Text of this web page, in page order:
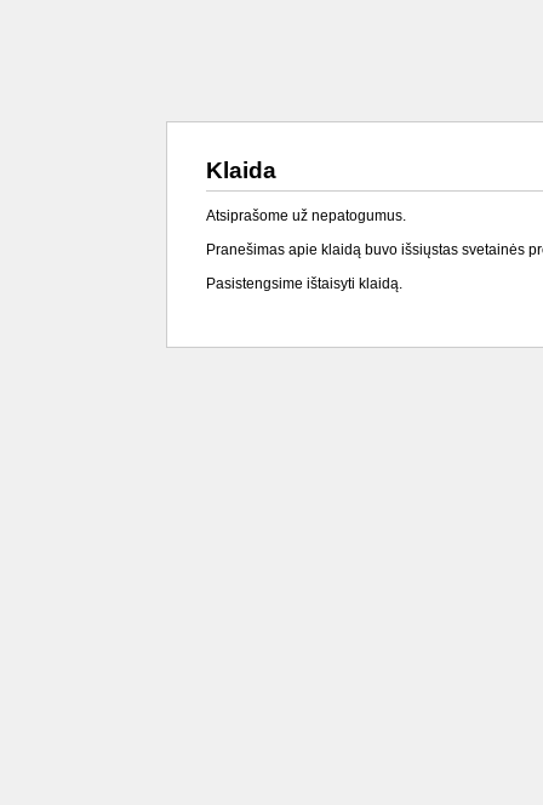
Klaida
Atsiprašome už nepatogumus.
Pranešimas apie klaidą buvo išsiųstas svetainės
Pasistengsime ištaisyti klaidą.